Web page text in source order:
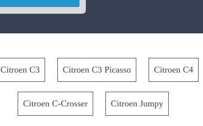
Citroen C3 Citroen C3 Picasso Citroen C4
Citroen C-Crosser Citroen Jumpy